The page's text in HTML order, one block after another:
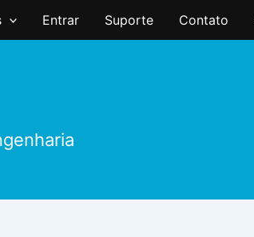
Entrar Suporte Contato